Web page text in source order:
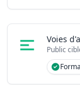
Voies
Public